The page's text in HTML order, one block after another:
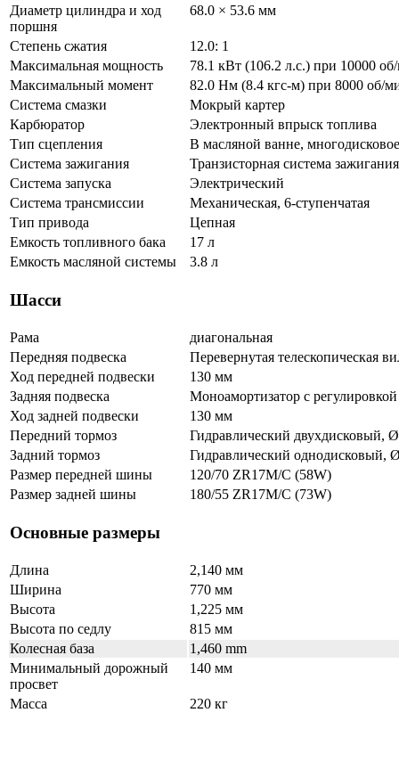
Диаметр цилиндра и ход
поршня
68.0 × 53.6 мм
Степень сжатия
12.0: 1
Максимальная мощность
78.1 кВт (106.2 л.с.) при 10000
Максимальный момент
82.0 Нм (8.4 кгс-м) при 8000 об/
Система смазки
Мокрый картер
Карбюратор
Электронный впрыск топлива
Тип сцепления
В масляной ванне, многодисковое
Система зажигания
Транзисторная система
Система запуска
Электрический
Система трансмиссии
Механическая, 6-ступенчатая
Тип привода
Цепная
Емкость топливного бака
17 л
Емкость масляной системы
3.8 л
Шасси
Рама
диагональная
Передняя подвеска
Перевернутая телескопическая
Ход передней подвески
130 мм
Задняя подвеска
Моноамортизатор с
Ход задней подвески
130 мм
Передний тормоз
Гидравлический двухдисковый,
Задний тормоз
Гидравлический однодисковый,
Размер передней шины
120/70 ZR17M/C (58W)
Размер задней шины
180/55 ZR17M/C (73W)
Основные размеры
Длина
2,140 мм
Ширина
770 мм
Высота
1,225 мм
Высота по седлу
815 мм
Колесная база
1,460 mm
Минимальный дорожный
просвет
140 мм
Масса 220 кг